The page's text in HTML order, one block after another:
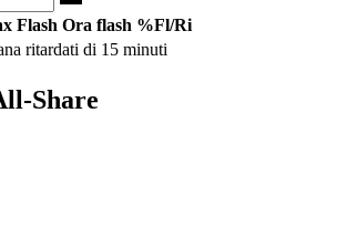
Flash Ora flash %Fl/Ri
ritardati di 15 minuti
Share